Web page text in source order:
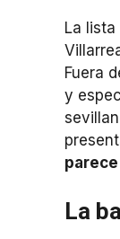
La
Fuera
y
La